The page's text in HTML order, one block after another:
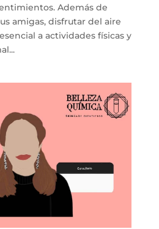
Además de
amigas, disfrutar del aire
a actividades físicas y